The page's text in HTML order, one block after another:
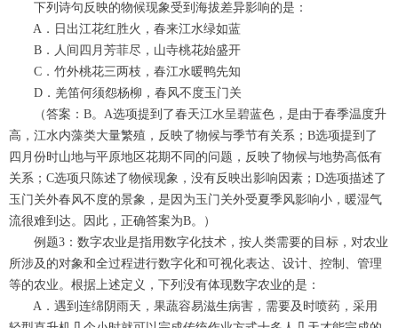
下列诗句反映的物候现象受到海拔差异影响的是：
A．日出江花红胜火，春来江水绿如蓝
B．人间四月芳菲尽，山寺桃花始盛开
C．竹外桃花三两枝，春江水暖鸭先知
D．羌笛何须怨杨柳，春风不度玉门关
（答案：B。A选项提到了春天江水呈碧蓝色，是由于春季温度升
高，江水内藻类大量繁殖，反映了物候与季节有关系；B选项提到了
四月份时山地与平原地区花期不同的问题，反映了物候与地势高低有
关系；C选项只陈述了物候现象，没有反映出影响因素；D选项描述了
玉门关外春风不度的景象，是因为玉门关外受夏季风影响小，暖湿气
流很难到达。因此，正确答案为B。）
例题3：数字农业是指用数字化技术，按人类需要的目标，对农业
所涉及的对象和全过程进行数字化和可视化表达、设计、控制、管理
等的农业。根据上述定义，下列没有体现数字农业的是：
A．遇到连绵阴雨天，果蔬容易滋生病害，需要及时喷药，采用